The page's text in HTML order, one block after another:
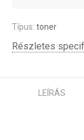
Típus: toner
Részletes
LEÍRÁS